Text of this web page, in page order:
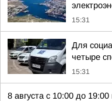
15:31
Для
четыре
15:31
8 августа с 10:00 до